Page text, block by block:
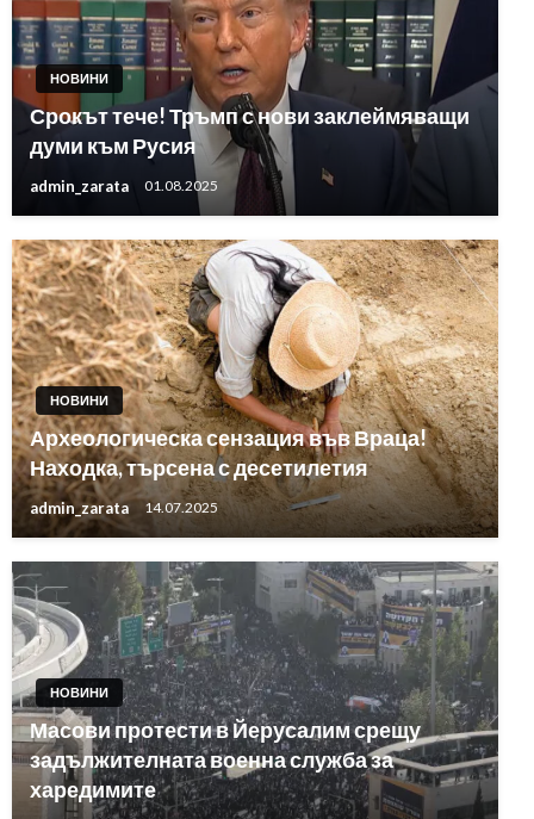
НОВИНИ
Срокът тече! Тръмп с нови заклеймяващи
думи към Русия
admin_zarata 01.08.2025
НОВИНИ
Археологическа сензация във Враца!
Находка, търсена с десетилетия
admin_zarata 14.07.2025
НОВИНИ
Масови протести в Йерусалим срещу
задължителната военна служба за
харедимите